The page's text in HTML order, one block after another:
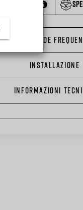
DOMANDE
INSTALLAZIONE
INFORMAZIONI